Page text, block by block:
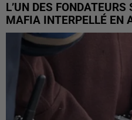
L’UN DES
MAFIA INTERPELLÉ EN